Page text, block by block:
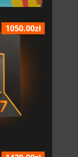
1050.00zł